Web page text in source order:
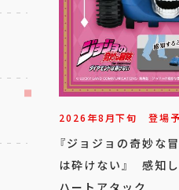
2026年8月下旬 登場
『ジョジョの奇妙な
は砕けない』 感知
ハートアタック